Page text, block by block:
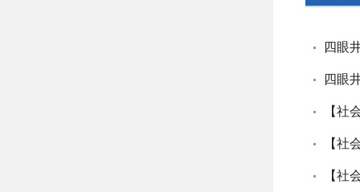
四眼
四眼
【社
【社
【社